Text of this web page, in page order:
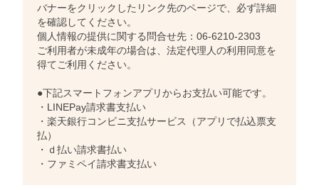
バナーをクリックしたリンク先のページで、必ず詳細
を確認してください。
個人情報の提供に関する問合せ先：06-6210-2303
ご利用者が未成年の場合は、法定代理人の利用同意を
得てご利用ください。
●下記スマートフォンアプリからお支払い可能です。
・LINEPay請求書支払い
・楽天銀行コンビニ支払サービス（アプリで払込票支
払）
・ｄ払い請求書払い
・ファミペイ請求書支払い